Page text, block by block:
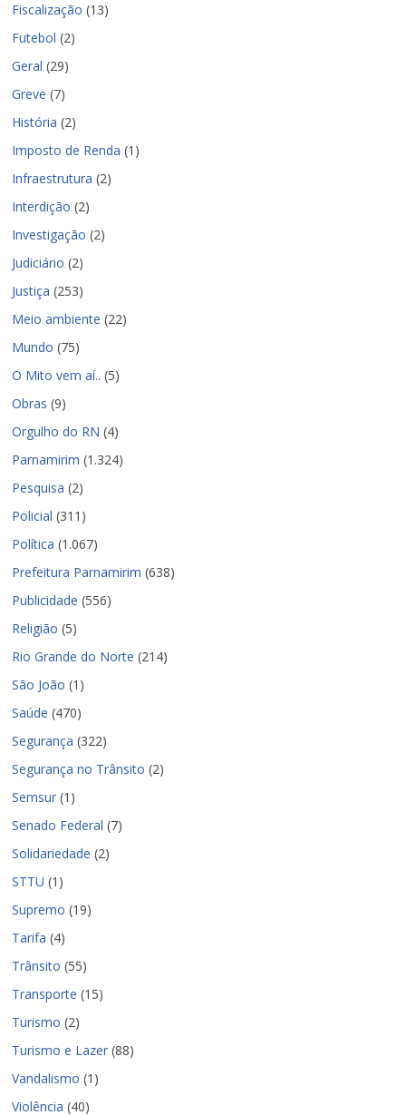
Fiscalização (13)
Futebol (2)
Geral (29)
Greve (7)
História (2)
Imposto de Renda (1)
Infraestrutura (2)
Interdição (2)
Investigação (2)
Judiciário (2)
Justiça (253)
Meio ambiente (22)
Mundo (75)
O Mito vem aí.. (5)
Obras (9)
Orgulho do RN (4)
Parnamirim (1.324)
Pesquisa (2)
Policial (311)
Política (1.067)
Prefeitura Parnamirim (638)
Publicidade (556)
Religião (5)
Rio Grande do Norte (214)
São João (1)
Saúde (470)
Segurança (322)
Segurança no Trânsito (2)
Semsur (1)
Senado Federal (7)
Solidariedade (2)
STTU (1)
Supremo (19)
Tarifa (4)
Trânsito (55)
Transporte (15)
Turismo (2)
Turismo e Lazer (88)
Vandalismo (1)
Violência (40)